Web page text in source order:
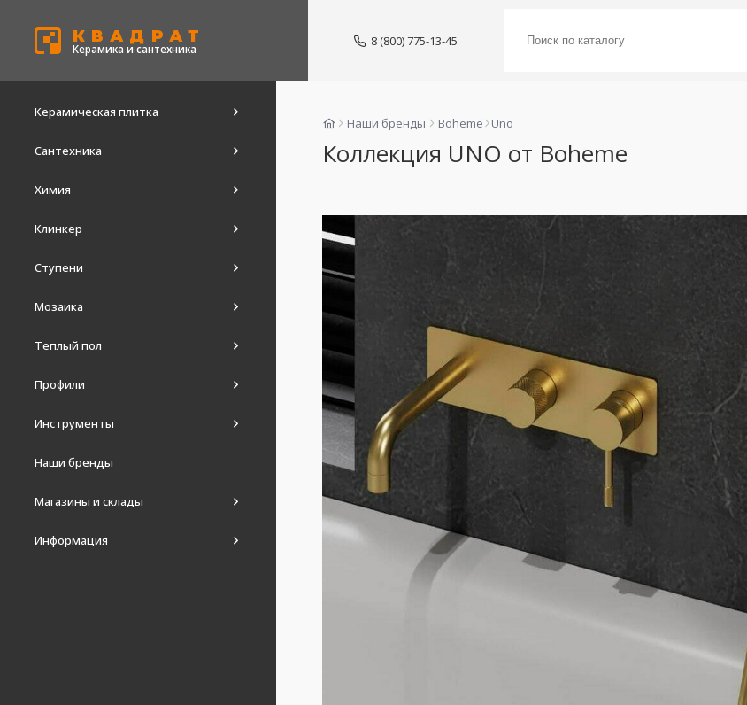
КВАДРАТ
Керамика и сантехника
8 (800) 775-13-45
Керамическая плитка
Сантехника
Химия
Клинкер
Ступени
Мозаика
Теплый пол
Профили
Инструменты
Наши бренды
Магазины и склады
Информация
Наши бренды Boheme Uno
Коллекция UNO от Boheme